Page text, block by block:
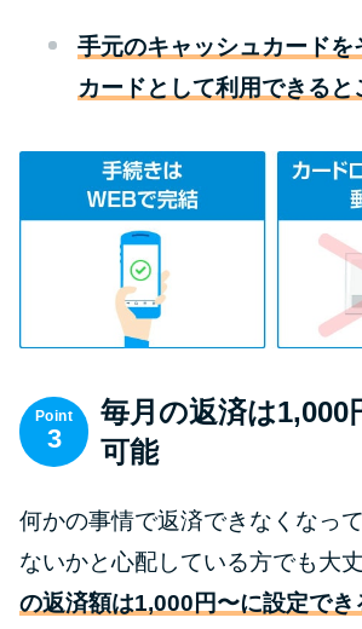
無利息期間を利
お金を借りる3つ
その他コラム
今月の家賃払え
は解決しないと
家賃払えないが
街金とは？絶対
に悩む人へ街金
い理由
手元のキャッシュカードを
カードとして利用できると
Point
3
毎月の返済は1,000
可能
何かの事情で返済できなくなっ
ないかと心配している方でも大丈
の返済額は1,000円〜に設定でき